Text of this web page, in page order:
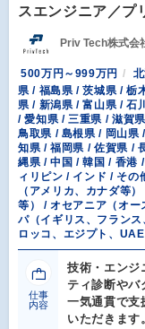
スエンジニア／プ
Priv Tech株式会
500万円～999万円
県 / 福島県 / 茨城県 / 栃
県 / 新潟県 / 富山県 / 石
/ 愛知県 / 三重県 / 滋賀
鳥取県 / 島根県 / 岡山県
知県 / 福岡県 / 佐賀県 /
縄県 / 中国 / 韓国 / 香港
ィリピン / インド / その
（アメリカ、カナダ等
等） / オセアニア（オー
パ（イギリス、フラン
ロッコ、エジプト、
仕事
内容
技術・エンジ
ティ診断やバ
一気通貫で支
いただきます。